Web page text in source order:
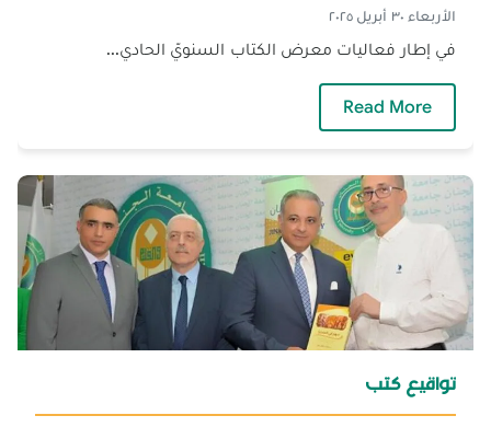
الأربعاء ٣٠ أبريل ٢٠٢٥
في إطار فعاليات معرض الكتاب السنويّ الحادي...
Read More
تواقيع كتب